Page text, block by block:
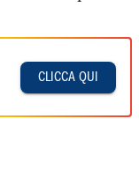
CLICCA QUI